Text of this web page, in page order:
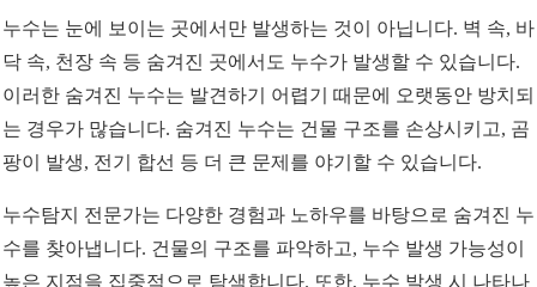
누수는 눈에 보이는 곳에서만 발생하는 것이 아닙니다. 벽 속, 바
닥 속, 천장 속 등 숨겨진 곳에서도 누수가 발생할 수 있습니다.
이러한 숨겨진 누수는 발견하기 어렵기 때문에 오랫동안 방치되
는 경우가 많습니다. 숨겨진 누수는 건물 구조를 손상시키고, 곰
팡이 발생, 전기 합선 등 더 큰 문제를 야기할 수 있습니다.
누수탐지 전문가는 다양한 경험과 노하우를 바탕으로 숨겨진 누
수를 찾아냅니다. 건물의 구조를 파악하고, 누수 발생 가능성이
높은 지점을 집중적으로 탐색합니다. 또한, 누수 발생 시 나타나